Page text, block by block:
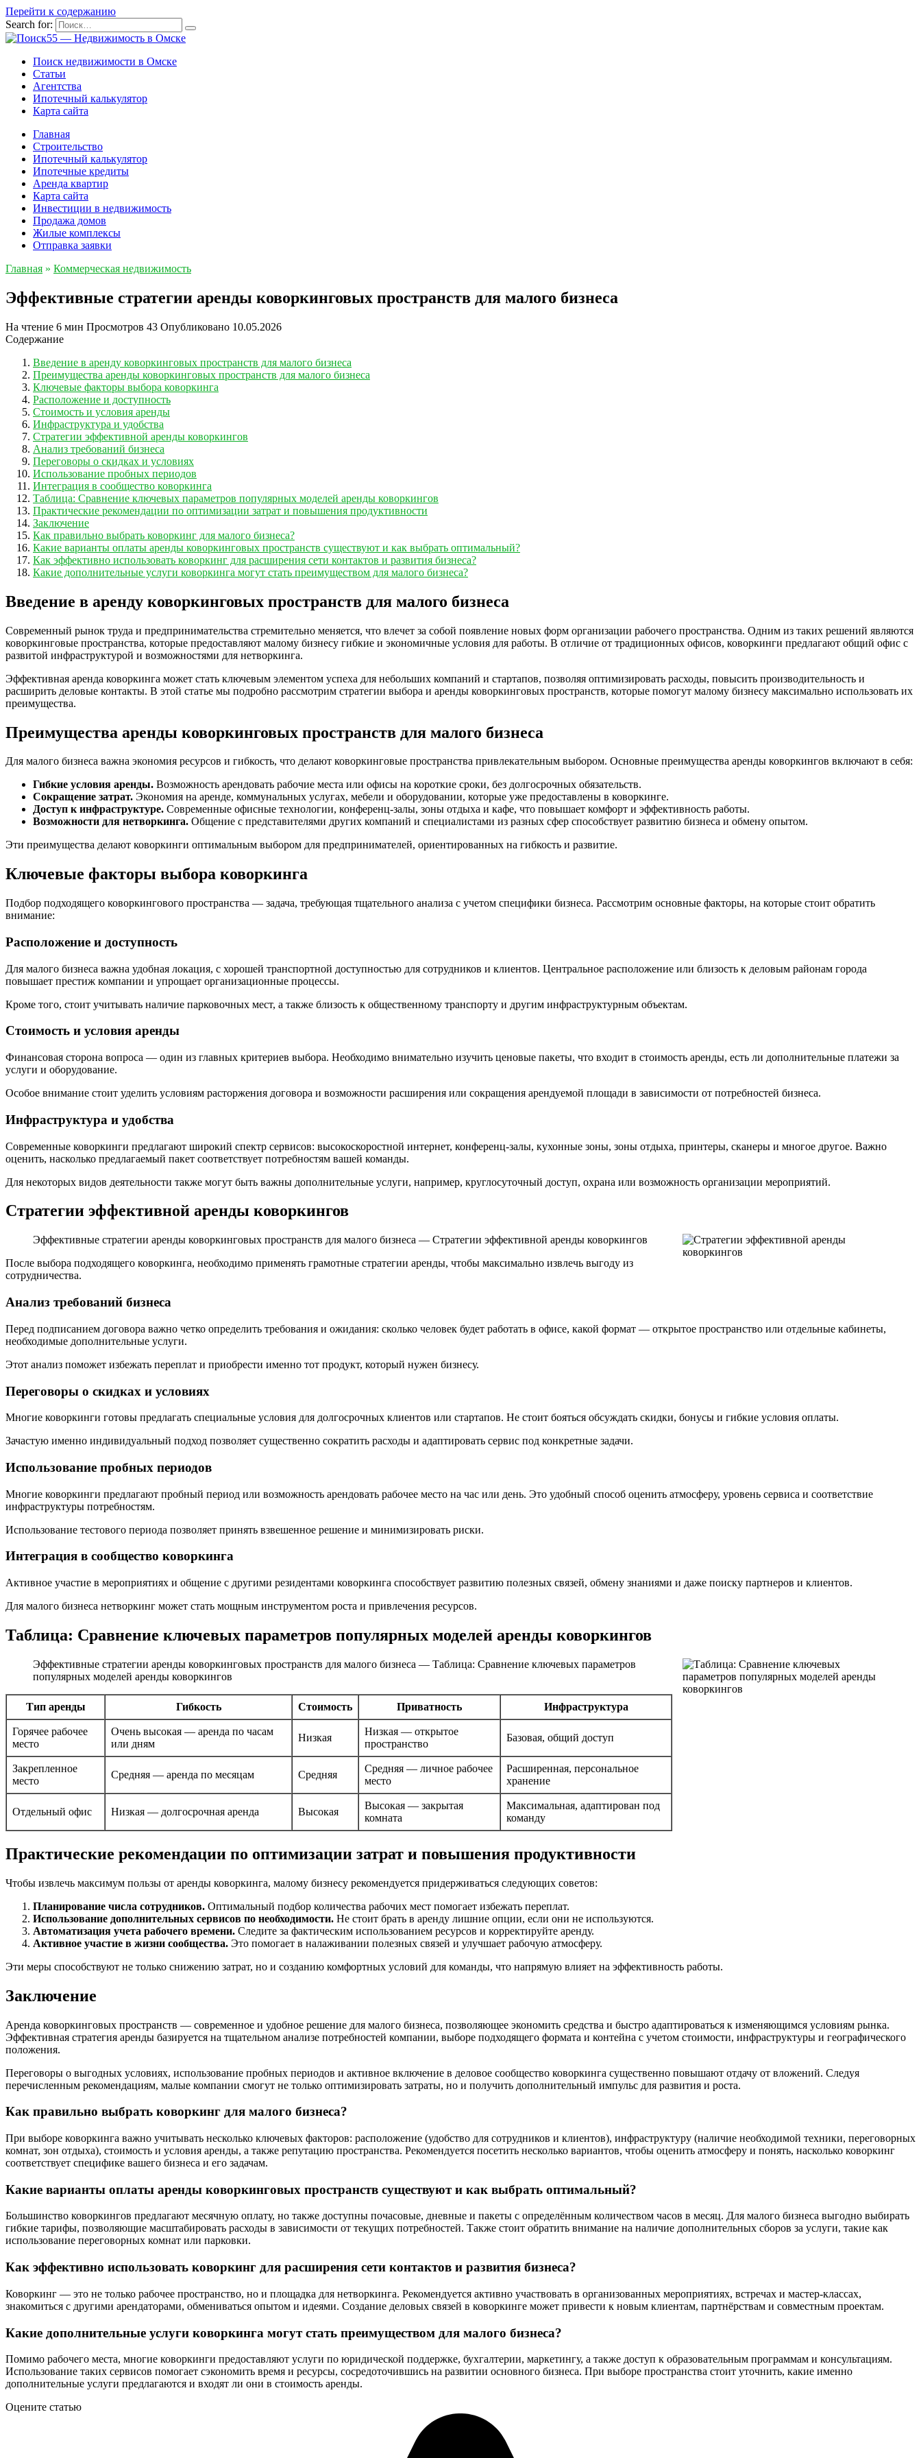
Перейти к содержанию
Search for:
Поиск недвижимости в Омске
Статьи
Агентства
Ипотечный калькулятор
Карта сайта
Главная
Строительство
Ипотечный калькулятор
Ипотечные кредиты
Аренда квартир
Карта сайта
Инвестиции в недвижимость
Продажа домов
Жилые комплексы
Отправка заявки
Главная » Коммерческая недвижимость
Эффективные стратегии аренды коворкинговых пространств для малого бизнеса
На чтение 6 мин Просмотров 43 Опубликовано 10.05.2026
Содержание
Введение в аренду коворкинговых пространств для малого бизнеса
Преимущества аренды коворкинговых пространств для малого бизнеса
Ключевые факторы выбора коворкинга
Расположение и доступность
Стоимость и условия аренды
Инфраструктура и удобства
Стратегии эффективной аренды коворкингов
Анализ требований бизнеса
Переговоры о скидках и условиях
Использование пробных периодов
Интеграция в сообщество коворкинга
Таблица: Сравнение ключевых параметров популярных моделей аренды коворкингов
Практические рекомендации по оптимизации затрат и повышения продуктивности
Заключение
Как правильно выбрать коворкинг для малого бизнеса?
Какие варианты оплаты аренды коворкинговых пространств существуют и как выбрать оптимальный?
Как эффективно использовать коворкинг для расширения сети контактов и развития бизнеса?
Какие дополнительные услуги коворкинга могут стать преимуществом для малого бизнеса?
Введение в аренду коворкинговых пространств для малого бизнеса
Современный рынок труда и предпринимательства стремительно меняется, что влечет за собой появление новых форм организации рабочего пространства. Одним из таких решений являются
коворкинговые пространства, которые предоставляют малому бизнесу гибкие и экономичные условия для работы. В отличие от традиционных офисов, коворкинги предлагают общий офис с
развитой инфраструктурой и возможностями для нетворкинга.
Эффективная аренда коворкинга может стать ключевым элементом успеха для небольших компаний и стартапов, позволяя оптимизировать расходы, повысить производительность и
расширить деловые контакты. В этой статье мы подробно рассмотрим стратегии выбора и аренды коворкинговых пространств, которые помогут малому бизнесу максимально использовать их
преимущества.
Преимущества аренды коворкинговых пространств для малого бизнеса
Для малого бизнеса важна экономия ресурсов и гибкость, что делают коворкинговые пространства привлекательным выбором. Основные преимущества аренды коворкингов включают в себя:
Гибкие условия аренды. Возможность арендовать рабочие места или офисы на короткие сроки, без долгосрочных обязательств.
Сокращение затрат. Экономия на аренде, коммунальных услугах, мебели и оборудовании, которые уже предоставлены в коворкинге.
Доступ к инфраструктуре. Современные офисные технологии, конференц-залы, зоны отдыха и кафе, что повышает комфорт и эффективность работы.
Возможности для нетворкинга. Общение с представителями других компаний и специалистами из разных сфер способствует развитию бизнеса и обмену опытом.
Эти преимущества делают коворкинги оптимальным выбором для предпринимателей, ориентированных на гибкость и развитие.
Ключевые факторы выбора коворкинга
Подбор подходящего коворкингового пространства — задача, требующая тщательного анализа с учетом специфики бизнеса. Рассмотрим основные факторы, на которые стоит обратить
внимание:
Расположение и доступность
Для малого бизнеса важна удобная локация, с хорошей транспортной доступностью для сотрудников и клиентов. Центральное расположение или близость к деловым районам города
повышает престиж компании и упрощает организационные процессы.
Кроме того, стоит учитывать наличие парковочных мест, а также близость к общественному транспорту и другим инфраструктурным объектам.
Стоимость и условия аренды
Финансовая сторона вопроса — один из главных критериев выбора. Необходимо внимательно изучить ценовые пакеты, что входит в стоимость аренды, есть ли дополнительные платежи за
услуги и оборудование.
Особое внимание стоит уделить условиям расторжения договора и возможности расширения или сокращения арендуемой площади в зависимости от потребностей бизнеса.
Инфраструктура и удобства
Современные коворкинги предлагают широкий спектр сервисов: высокоскоростной интернет, конференц-залы, кухонные зоны, зоны отдыха, принтеры, сканеры и многое другое. Важно
оценить, насколько предлагаемый пакет соответствует потребностям вашей команды.
Для некоторых видов деятельности также могут быть важны дополнительные услуги, например, круглосуточный доступ, охрана или возможность организации мероприятий.
Стратегии эффективной аренды коворкингов
Эффективные стратегии аренды коворкинговых пространств для малого бизнеса — Стратегии эффективной аренды коворкингов
После выбора подходящего коворкинга, необходимо применять грамотные стратегии аренды, чтобы максимально извлечь выгоду из
сотрудничества.
Анализ требований бизнеса
Перед подписанием договора важно четко определить требования и ожидания: сколько человек будет работать в офисе, какой формат — открытое пространство или отдельные кабинеты,
необходимые дополнительные услуги.
Этот анализ поможет избежать переплат и приобрести именно тот продукт, который нужен бизнесу.
Переговоры о скидках и условиях
Многие коворкинги готовы предлагать специальные условия для долгосрочных клиентов или стартапов. Не стоит бояться обсуждать скидки, бонусы и гибкие условия оплаты.
Зачастую именно индивидуальный подход позволяет существенно сократить расходы и адаптировать сервис под конкретные задачи.
Использование пробных периодов
Многие коворкинги предлагают пробный период или возможность арендовать рабочее место на час или день. Это удобный способ оценить атмосферу, уровень сервиса и соответствие
инфраструктуры потребностям.
Использование тестового периода позволяет принять взвешенное решение и минимизировать риски.
Интеграция в сообщество коворкинга
Активное участие в мероприятиях и общение с другими резидентами коворкинга способствует развитию полезных связей, обмену знаниями и даже поиску партнеров и клиентов.
Для малого бизнеса нетворкинг может стать мощным инструментом роста и привлечения ресурсов.
Таблица: Сравнение ключевых параметров популярных моделей аренды коворкингов
Эффективные стратегии аренды коворкинговых пространств для малого бизнеса — Таблица: Сравнение ключевых параметров
популярных моделей аренды коворкингов
Тип аренды Гибкость Стоимость Приватность Инфраструктура
Горячее рабочее
место
Очень высокая — аренда по часам
или дням
Низкая
Низкая — открытое
пространство
Базовая, общий доступ
Закрепленное
место
Средняя — аренда по месяцам Средняя
Средняя — личное рабочее
место
Расширенная, персональное
хранение
Отдельный офис Низкая — долгосрочная аренда Высокая
Высокая — закрытая
комната
Максимальная, адаптирован под
команду
Практические рекомендации по оптимизации затрат и повышения продуктивности
Чтобы извлечь максимум пользы от аренды коворкинга, малому бизнесу рекомендуется придерживаться следующих советов:
Планирование числа сотрудников. Оптимальный подбор количества рабочих мест помогает избежать переплат.
Использование дополнительных сервисов по необходимости. Не стоит брать в аренду лишние опции, если они не используются.
Автоматизация учета рабочего времени. Следите за фактическим использованием ресурсов и корректируйте аренду.
Активное участие в жизни сообщества. Это помогает в налаживании полезных связей и улучшает рабочую атмосферу.
Эти меры способствуют не только снижению затрат, но и созданию комфортных условий для команды, что напрямую влияет на эффективность работы.
Заключение
Аренда коворкинговых пространств — современное и удобное решение для малого бизнеса, позволяющее экономить средства и быстро адаптироваться к изменяющимся условиям рынка.
Эффективная стратегия аренды базируется на тщательном анализе потребностей компании, выборе подходящего формата и контейна с учетом стоимости, инфраструктуры и географического
положения.
Переговоры о выгодных условиях, использование пробных периодов и активное включение в деловое сообщество коворкинга существенно повышают отдачу от вложений. Следуя
перечисленным рекомендациям, малые компании смогут не только оптимизировать затраты, но и получить дополнительный импульс для развития и роста.
Как правильно выбрать коворкинг для малого бизнеса?
При выборе коворкинга важно учитывать несколько ключевых факторов: расположение (удобство для сотрудников и клиентов), инфраструктуру (наличие необходимой техники, переговорных
комнат, зон отдыха), стоимость и условия аренды, а также репутацию пространства. Рекомендуется посетить несколько вариантов, чтобы оценить атмосферу и понять, насколько коворкинг
соответствует специфике вашего бизнеса и его задачам.
Какие варианты оплаты аренды коворкинговых пространств существуют и как выбрать оптимальный?
Большинство коворкингов предлагают месячную оплату, но также доступны почасовые, дневные и пакеты с определённым количеством часов в месяц. Для малого бизнеса выгодно выбирать
гибкие тарифы, позволяющие масштабировать расходы в зависимости от текущих потребностей. Также стоит обратить внимание на наличие дополнительных сборов за услуги, такие как
использование переговорных комнат или парковки.
Как эффективно использовать коворкинг для расширения сети контактов и развития бизнеса?
Коворкинг — это не только рабочее пространство, но и площадка для нетворкинга. Рекомендуется активно участвовать в организованных мероприятиях, встречах и мастер-классах,
знакомиться с другими арендаторами, обмениваться опытом и идеями. Создание деловых связей в коворкинге может привести к новым клиентам, партнёрствам и совместным проектам.
Какие дополнительные услуги коворкинга могут стать преимуществом для малого бизнеса?
Помимо рабочего места, многие коворкинги предоставляют услуги по юридической поддержке, бухгалтерии, маркетингу, а также доступ к образовательным программам и консультациям.
Использование таких сервисов помогает сэкономить время и ресурсы, сосредоточившись на развитии основного бизнеса. При выборе пространства стоит уточнить, какие именно
дополнительные услуги предлагаются и входят ли они в стоимость аренды.
Оцените статью